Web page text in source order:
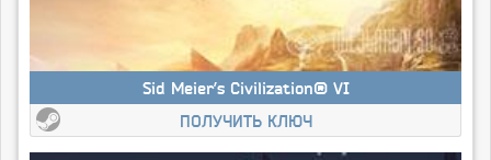
Sid Meier’s Civilization® VI
ПОЛУЧИТЬ КЛЮЧ